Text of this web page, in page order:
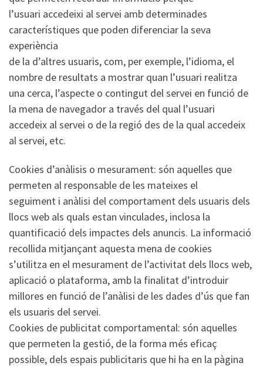
l’usuari accedeixi al servei amb determinades
característiques que poden diferenciar la seva
experiència
de la d’altres usuaris, com, per exemple, l’idioma, el
nombre de resultats a mostrar quan l’usuari realitza
una cerca, l’aspecte o contingut del servei en funció de
la mena de navegador a través del qual l’usuari
accedeix al servei o de la regió des de la qual accedeix
al servei, etc.
Cookies d’anàlisis o mesurament: són aquelles que
permeten al responsable de les mateixes el
seguiment i anàlisi del comportament dels usuaris dels
llocs web als quals estan vinculades, inclosa la
quantificació dels impactes dels anuncis. La informació
recollida mitjançant aquesta mena de cookies
s’utilitza en el mesurament de l’activitat dels llocs web,
aplicació o plataforma, amb la finalitat d’introduir
millores en funció de l’anàlisi de les dades d’ús que fan
els usuaris del servei.
Cookies de publicitat comportamental: són aquelles
que permeten la gestió, de la forma més eficaç
possible, dels espais publicitaris que hi ha en la pàgina